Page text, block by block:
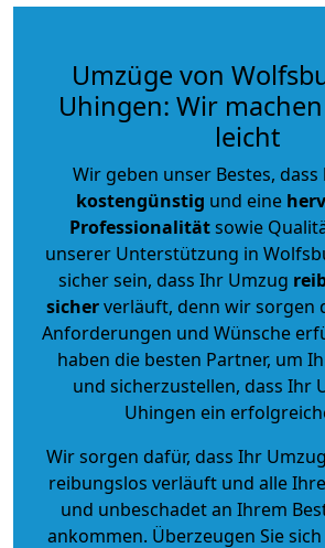
Umzüge von
Uhingen: Wir
leicht
Wir geben unser Bestes,
kostengünstig und eine
Professionalitätsowie
unserer Unterstützung in
sicher sein, dass Ihr Umzug
sicherverläuft, denn wir sorgen
Anforderungen und Wünsche
haben die besten Partner, um
und sicherzustellen, dass Ihr
Uhingen ein
Wir sorgen dafür, dass Ihr
reibungslos verläuft und alle
und unbeschadet an Ihrem
ankommen. Überzeugen Sie